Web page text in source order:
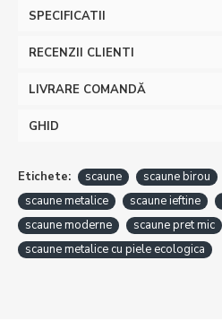
SPECIFICATII
RECENZII CLIENTI
LIVRARE COMANDĂ
GHID
Etichete: scaune scaune birou
scaune metalice
scaune ieftine
scaune moderne
scaune pret mic
scaune metalice cu piele ecologica